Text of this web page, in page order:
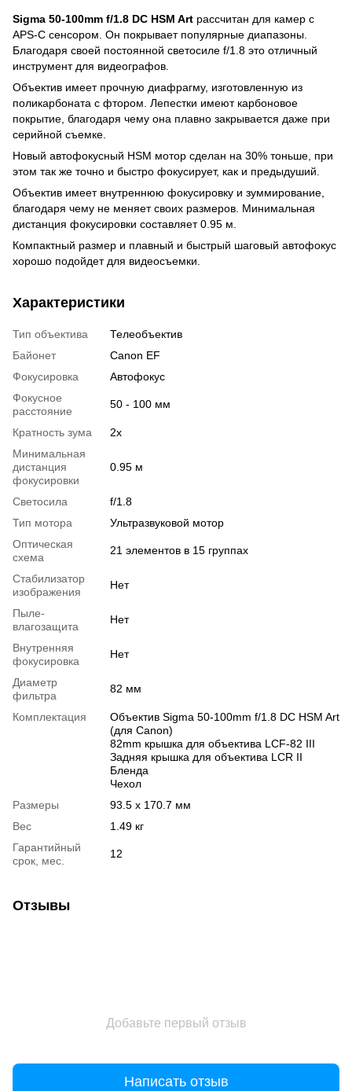
Sigma 50-100mm f/1.8 DC HSM Art рассчитан для камер с
APS-C сенсором. Он покрывает популярные диапазоны.
Благодаря своей постоянной светосиле f/1.8 это отличный
инструмент для видеографов.
Объектив имеет прочную диафрагму, изготовленную из
поликарбоната с фтором. Лепестки имеют карбоновое
покрытие, благодаря чему она плавно закрывается даже при
серийной съемке.
Новый автофокусный HSM мотор сделан на 30% тоньше, при
этом так же точно и быстро фокусирует, как и предыдуший.
Объектив имеет внутреннюю фокусировку и зуммирование,
благодаря чему не меняет своих размеров. Минимальная
дистанция фокусировки составляет 0.95 м.
Компактный размер и плавный и быстрый шаговый автофокус
хорошо подойдет для видеосъемки.
Характеристики
Тип объектива
Телеобъектив
Байонет
Canon EF
Фокусировка
Автофокус
Фокусное
расстояние
50 - 100 мм
Кратность зума
2x
Минимальная
дистанция
фокусировки
0.95 м
Светосила
f/1.8
Тип мотора
Ультразвуковой мотор
Оптическая
схема
21 элементов в 15 группах
Стабилизатор
изображения
Нет
Пыле-
влагозащита
Нет
Внутренняя
фокусировка
Нет
Диаметр
фильтра
82 мм
Комплектация
Объектив Sigma 50-100mm f/1.8 DC HSM Art
(для Canon)
82mm крышка для объектива LCF-82 III
Задняя крышка для объектива LCR II
Бленда
Чехол
Размеры
93.5 x 170.7 мм
Вес
1.49 кг
Гарантийный
срок, мес.
12
Отзывы
Добавьте первый отзыв
Написать отзыв